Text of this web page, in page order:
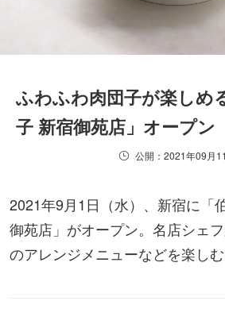
ふわふわ肉団子が楽しめ
子 新宿御苑店」オープン
公開：2021年09月
2021年9月1日（水）、新宿に「
御苑店」がオープン。名店シェ
のアレンジメニューなどを楽しむ